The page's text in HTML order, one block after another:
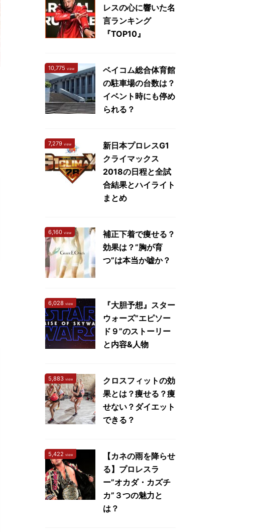
レスの心に響いた名
言ランキング
『TOP10』
10,775 view
ベイコム総合体育館
の駐車場の台数は？
イベント時にも停め
られる？
7,279 view
新日本プロレスG1
クライマックス
2018の日程と全試
合結果とハイライト
まとめ
6,160 view
補正下着で痩せる？
効果は？”胸が育
つ”は本当か嘘か？
6,028 view
『大胆予想』スター
ウォーズ”エピソー
ド９”のストーリー
と内容&人物
5,883 view
クロスフィットの効
果とは？痩せる？痩
せない？ダイエット
できる？
5,422 view
【カネの雨を降らせ
る】プロレスラ
ー”オカダ・カズチ
カ”３つの魅力と
は？